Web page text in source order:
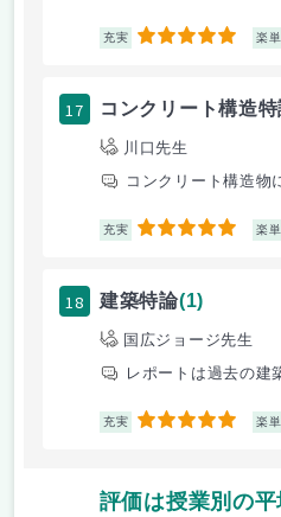
充実 5 楽単
17 コンクリート構造
川口先生
コンクリート構造物
充実 5 楽単
18 建築特論(1)
国広ジョージ先生
レポートは過去の建
充実 5 楽単
評価は授業別の平